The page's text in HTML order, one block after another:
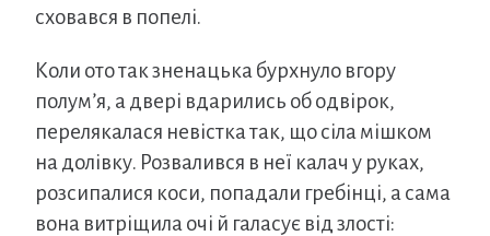
сховався в попелі.
Коли ото так зненацька бурхнуло вгору
полум’я, а двері вдарились об одвірок,
перелякалася невістка так, що сіла мішком
на долівку. Розвалився в неї калач у руках,
розсипалися коси, попадали гребінці, а сама
вона витріщила очі й галасує від злості: